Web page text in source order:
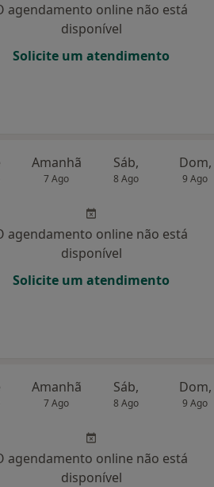
agendamento online não está
disponível
Solicite um atendimento
Amanhã
7 Ago
Sáb,
8 Ago
Dom,
9 Ago
agendamento online não está
disponível
Solicite um atendimento
Amanhã
7 Ago
Sáb,
8 Ago
Dom,
9 Ago
agendamento online não está
disponível